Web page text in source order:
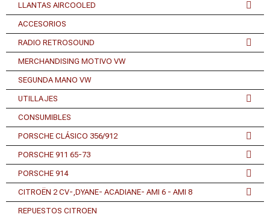
LLANTAS AIRCOOLED
ACCESORIOS
RADIO RETROSOUND
MERCHANDISING MOTIVO VW
SEGUNDA MANO VW
UTILLAJES
CONSUMIBLES
PORSCHE CLÁSICO 356/912
PORSCHE 911 65-73
PORSCHE 914
CITROËN 2 CV-,DYANE- ACADIANE- AMI 6 - AMI 8
REPUESTOS CITROEN